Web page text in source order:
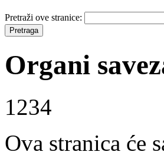
Pretraži ove stranice:
Organi
1234
Ova stranica će